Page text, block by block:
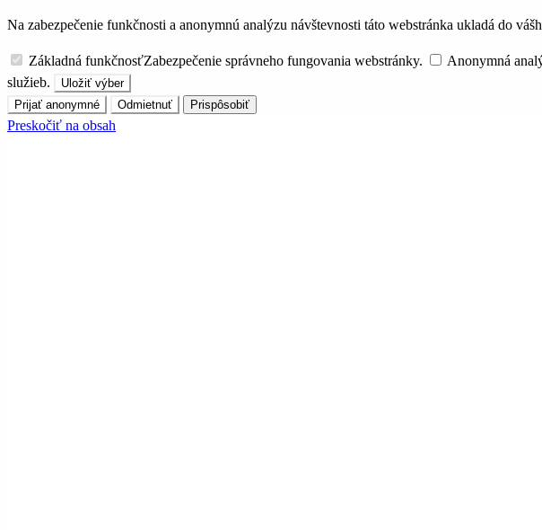
Na zabezpečenie funkčnosti a anonymnú analýzu návštevnosti táto webstránka ukladá do
Základná funkčnosťZabezpečenie správneho fungovania webstránky. Anonymná
služieb.
Uložiť výber
Prijať anonymné
Odmietnuť Prispôsobiť
Preskočiť na obsah